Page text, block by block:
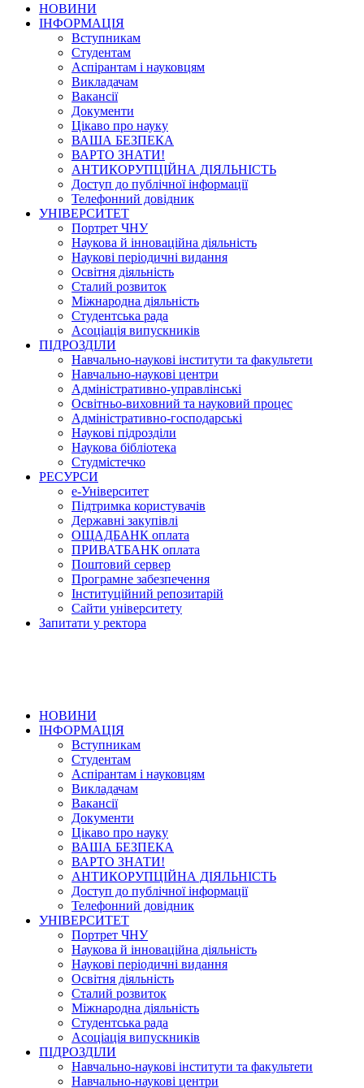
НОВИНИ
ІНФОРМАЦІЯ
Вступникам
Студентам
Аспірантам і науковцям
Викладачам
Вакансії
Документи
Цікаво про науку
ВАША БЕЗПЕКА
ВАРТО ЗНАТИ!
АНТИКОРУПЦІЙНА ДІЯЛЬНІСТЬ
Доступ до публічної інформації
Телефонний довідник
УНІВЕРСИТЕТ
Портрет ЧНУ
Наукова й інноваційна діяльність
Наукові періодичні видання
Освітня діяльність
Сталий розвиток
Міжнародна діяльність
Студентська рада
Асоціація випускників
ПІДРОЗДІЛИ
Навчально-наукові інститути та факультети
Навчально-наукові центри
Адміністративно-управлінські
Освітньо-виховний та науковий процес
Адміністративно-господарські
Наукові підрозділи
Наукова бібліотека
Студмістечко
РЕСУРСИ
е-Університет
Підтримка користувачів
Державні закупівлі
ОЩАДБАНК оплата
ПРИВАТБАНК оплата
Поштовий сервер
Програмне забезпечення
Інституційний репозитарій
Сайти університету
Запитати у ректора
НОВИНИ
ІНФОРМАЦІЯ
Вступникам
Студентам
Аспірантам і науковцям
Викладачам
Вакансії
Документи
Цікаво про науку
ВАША БЕЗПЕКА
ВАРТО ЗНАТИ!
АНТИКОРУПЦІЙНА ДІЯЛЬНІСТЬ
Доступ до публічної інформації
Телефонний довідник
УНІВЕРСИТЕТ
Портрет ЧНУ
Наукова й інноваційна діяльність
Наукові періодичні видання
Освітня діяльність
Сталий розвиток
Міжнародна діяльність
Студентська рада
Асоціація випускників
ПІДРОЗДІЛИ
Навчально-наукові інститути та факультети
Навчально-наукові центри